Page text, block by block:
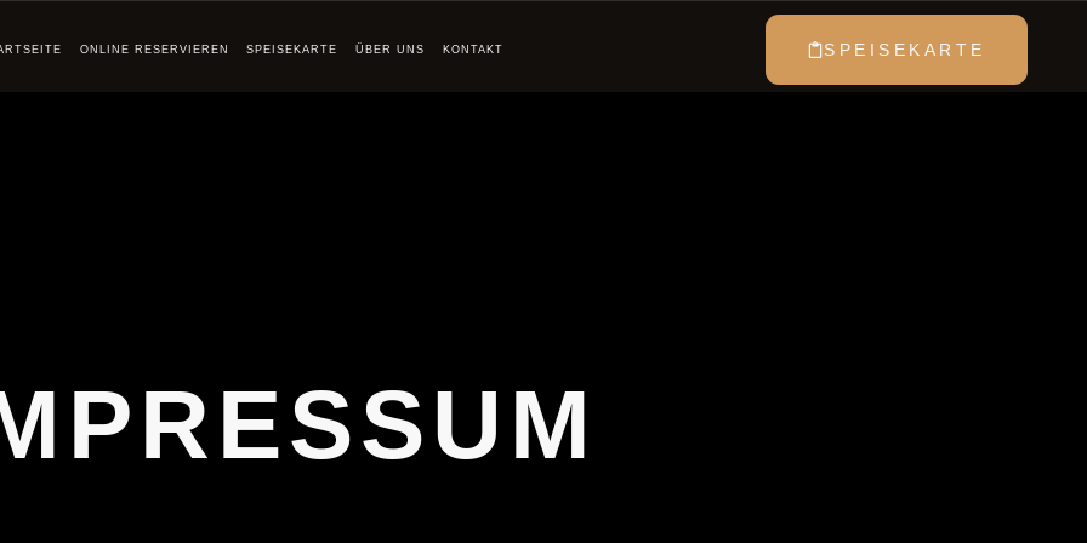
ONLINE RESERVIEREN SPEISEKARTE ÜBER UNS KONTAKT SPEISEKARTE